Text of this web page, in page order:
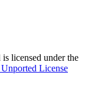
is licensed under the
License